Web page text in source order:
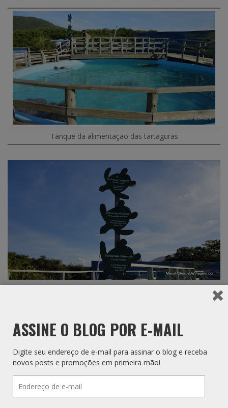
Tanque da alimentação das tartaguras
ASSINE O BLOG POR E-MAIL
Digite seu endereço de e-mail para assinar o blog e receba
novos posts e promoções em primeira mão!
de